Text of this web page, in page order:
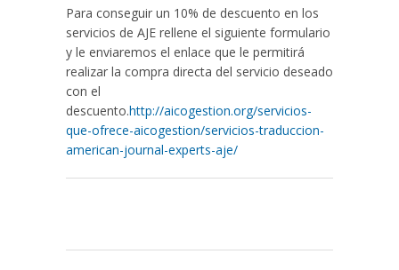
Para conseguir un 10% de descuento en los
servicios de AJE rellene el siguiente formulario
y le enviaremos el enlace que le permitirá
realizar la compra directa del servicio deseado
con el
descuento.http://aicogestion.org/servicios-
que-ofrece-aicogestion/servicios-traduccion-
american-journal-experts-aje/